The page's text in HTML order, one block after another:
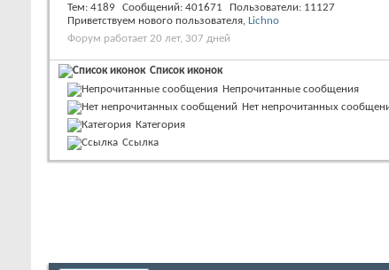
Тем 4189 Сообщений 401671 Пользователи 11127
Приветствуем нового пользователя, Lichno
Форум работает 20 лет, 307 дней
Список иконок
Непрочитанные сообщения
Нет непрочитанных
Категория
Ссылка